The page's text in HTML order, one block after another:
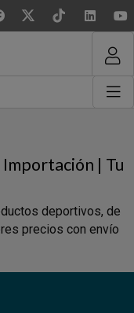
| Tu
deportivos, de
precios con envío